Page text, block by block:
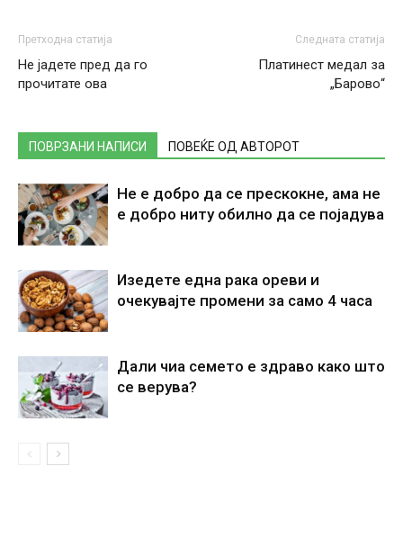
Претходна статија
Не јадете пред да го
прочитате ова
Следната статија
Платинест медал за
„Барово“
ПОВРЗАНИ НАПИСИ ПОВЕЌЕ ОД АВТОРОТ
Не е добро да се прескокне, ама не
е добро ниту обилно да се појадува
Изедете една рака ореви и
очекувајте промени за само 4 часа
Дали чиа семето е здраво како што
се верува?